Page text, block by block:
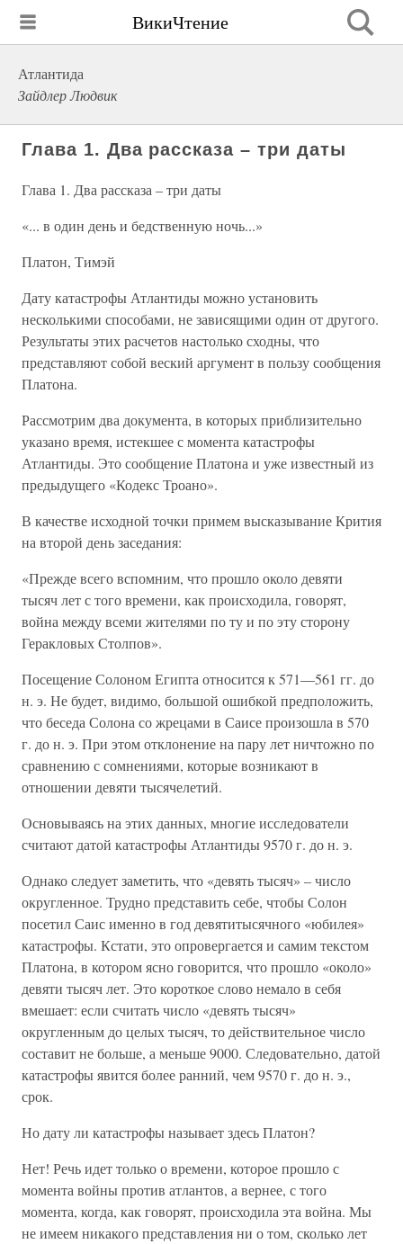
ВикиЧтение
Атлантида
Зайдлер Людвик
Глава 1. Два рассказа – три даты
Глава 1. Два рассказа – три даты
«... в один день и бедственную ночь...»
Платон, Тимэй
Дату катастрофы Атлантиды можно установить
несколькими способами, не зависящими один от другого.
Результаты этих расчетов настолько сходны, что
представляют собой веский аргумент в пользу сообщения
Платона.
Рассмотрим два документа, в которых приблизительно
указано время, истекшее с момента катастрофы
Атлантиды. Это сообщение Платона и уже известный из
предыдущего «Кодекс Троано».
В качестве исходной точки примем высказывание Крития
на второй день заседания:
«Прежде всего вспомним, что прошло около девяти
тысяч лет с того времени, как происходила, говорят,
война между всеми жителями по ту и по эту сторону
Геракловых Столпов».
Посещение Солоном Египта относится к 571—561 гг. до
н. э. Не будет, видимо, большой ошибкой предположить,
что беседа Солона со жрецами в Саисе произошла в 570
г. до н. э. При этом отклонение на пару лет ничтожно по
сравнению с сомнениями, которые возникают в
отношении девяти тысячелетий.
Основываясь на этих данных, многие исследователи
считают датой катастрофы Атлантиды 9570 г. до н. э.
Однако следует заметить, что «девять тысяч» – число
округленное. Трудно представить себе, чтобы Солон
посетил Саис именно в год девятитысячного «юбилея»
катастрофы. Кстати, это опровергается и самим текстом
Платона, в котором ясно говорится, что прошло «около»
девяти тысяч лет. Это короткое слово немало в себя
вмешает: если считать число «девять тысяч»
округленным до целых тысяч, то действительное число
составит не больше, а меньше 9000. Следовательно, датой
катастрофы явится более ранний, чем 9570 г. до н. э.,
срок.
Но дату ли катастрофы называет здесь Платон?
Нет! Речь идет только о времени, которое прошло с
момента войны против атлантов, а вернее, с того
момента, когда, как говорят, происходила эта война. Мы
не имеем никакого представления ни о том, сколько лет